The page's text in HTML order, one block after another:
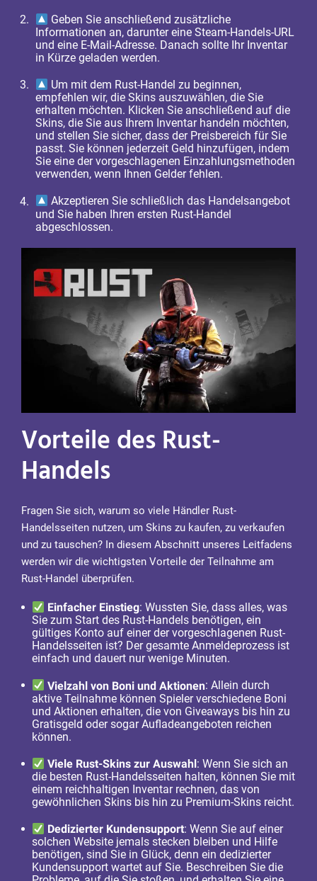
Geben Sie anschließend zusätzliche
Informationen an, darunter eine Steam-Handels-URL
und eine E-Mail-Adresse. Danach sollte Ihr Inventar
in Kürze geladen werden.
Um mit dem Rust-Handel zu beginnen,
empfehlen wir, die Skins auszuwählen, die Sie
erhalten möchten. Klicken Sie anschließend auf die
Skins, die Sie aus Ihrem Inventar handeln möchten,
und stellen Sie sicher, dass der Preisbereich für Sie
passt. Sie können jederzeit Geld hinzufügen, indem
Sie eine der vorgeschlagenen Einzahlungsmethoden
verwenden, wenn Ihnen Gelder fehlen.
Akzeptieren Sie schließlich das Handelsangebot
und Sie haben Ihren ersten Rust-Handel
abgeschlossen.
Vorteile des Rust-
Handels
Fragen Sie sich, warum so viele Händler Rust-
Handelsseiten nutzen, um Skins zu kaufen, zu verkaufen
und zu tauschen? In diesem Abschnitt unseres Leitfadens
werden wir die wichtigsten Vorteile der Teilnahme am
Rust-Handel überprüfen.
Einfacher Einstieg: Wussten Sie, dass alles, was
Sie zum Start des Rust-Handels benötigen, ein
gültiges Konto auf einer der vorgeschlagenen Rust-
Handelsseiten ist? Der gesamte Anmeldeprozess ist
einfach und dauert nur wenige Minuten.
Vielzahl von Boni und Aktionen: Allein durch
aktive Teilnahme können Spieler verschiedene Boni
und Aktionen erhalten, die von Giveaways bis hin zu
Gratisgeld oder sogar Aufladeangeboten reichen
können.
Viele Rust-Skins zur Auswahl: Wenn Sie sich an
die besten Rust-Handelsseiten halten, können Sie mit
einem reichhaltigen Inventar rechnen, das von
gewöhnlichen Skins bis hin zu Premium-Skins reicht.
Dedizierter Kundensupport: Wenn Sie auf einer
solchen Website jemals stecken bleiben und Hilfe
benötigen, sind Sie in Glück, denn ein dedizierter
Kundensupport wartet auf Sie. Beschreiben Sie die